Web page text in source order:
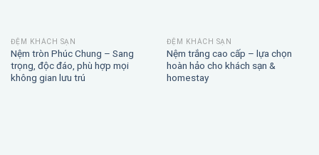
ĐỆM KHÁCH SẠN
Nệm tròn Phúc Chung – Sang
trọng, độc đáo, phù hợp mọi
không gian lưu trú
ĐỆM KHÁCH SẠN
Nệm trắng cao cấp – lựa chọn
hoàn hảo cho khách sạn &
homestay